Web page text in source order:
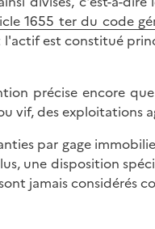
1655 ter du code
est constitué
précise encore
vif, des exploitations
par gage
une disposition
jamais considérés